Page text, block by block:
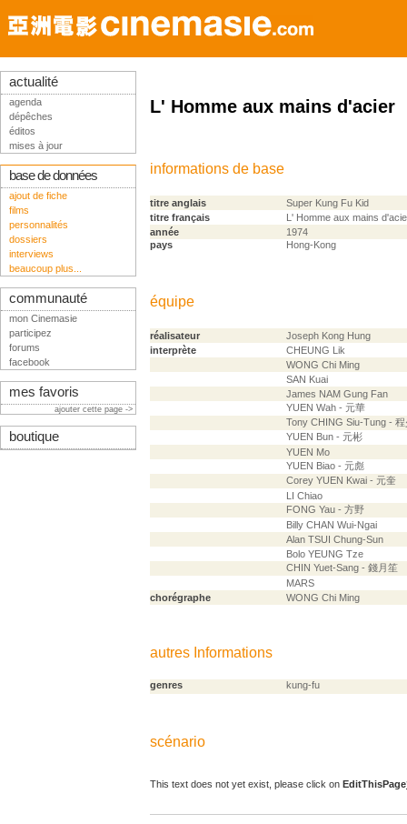
L' Homme aux mains d'acier
informations de base
titre anglais
Super Kung Fu Kid
titre français
L' Homme aux mains
année
1974
pays
Hong-Kong
équipe
réalisateur
Joseph Kong Hung
interprète
CHEUNG Lik
WONG Chi Ming
SAN Kuai
James NAM Gung Fan
YUEN Wah - 元華
Tony CHING Siu-Tung -
YUEN Bun - 元彬
YUEN Mo
YUEN Biao - 元彪
Corey YUEN Kwai - 元奎
LI Chiao
FONG Yau - 方野
Billy CHAN Wui-Ngai
Alan TSUI Chung-Sun
Bolo YEUNG Tze
CHIN Yuet-Sang - 錢月笙
MARS
chorégraphe
WONG Chi Ming
autres Informations
genres kung-fu
scénario
This text does not yet exist, please click on EditThisPage
actualité
agenda
dépêches
éditos
mises à jour
base de données
ajout de fiche
films
personnalités
dossiers
interviews
beaucoup plus...
communauté
mon Cinemasie
participez
forums
facebook
mes favoris
ajouter cette page ->
boutique